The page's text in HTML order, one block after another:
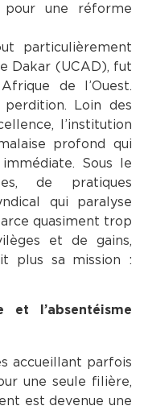
pour une réforme
particulièrement
Dakar (UCAD), fut
de l’Ouest.
Loin des
l’institution
profond qui
Sous le
de pratiques
qui paralyse
quasiment trop
et de gains,
plus sa mission :
et l’absentéisme
accueillant parfois
une seule filière,
est devenue une